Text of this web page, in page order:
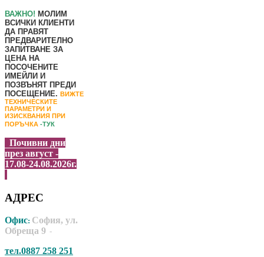
ВАЖНО! МОЛИМ
ВСИЧКИ КЛИЕНТИ
ДА ПРАВЯТ
ПРЕДВАРИТЕЛНО
ЗАПИТВАНЕ ЗА
ЦЕНА НА
ПОСОЧЕНИТЕ
ИМЕЙЛИ И
ПОЗВЪНЯТ ПРЕДИ
ПОСЕЩЕНИЕ. ВИЖТЕ
ТЕХНИЧЕСКИТЕ
ПАРАМЕТРИ И
ИЗИСКВАНИЯ ПРИ
ПОРЪЧКА -ТУК
Почивни дни
през август -
17.08-24.08.2026г.
АДРЕС
Офис: София, ул.
Обреща 9 -
тел.0887 258 251